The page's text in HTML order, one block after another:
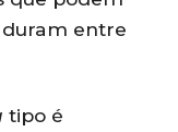
duram entre
tipo é